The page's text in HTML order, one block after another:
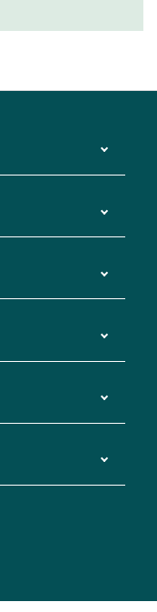
ンシステム
病院直通バ
部国際空港